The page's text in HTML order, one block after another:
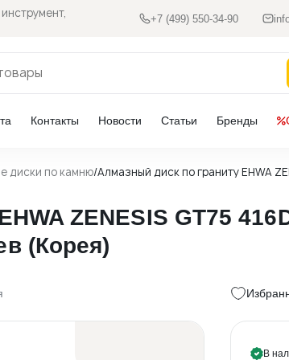
+7 (499) 550-34-90
Контакты Новости Статьи Бренды
диски по камню/Алмазный диск по граниту EHWA
ZENESIS GT75
(Корея)
В